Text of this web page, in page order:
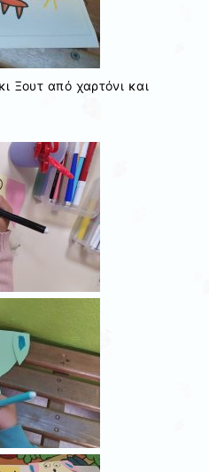
Ξουτ από χαρτόνι και